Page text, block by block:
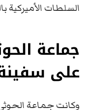
السلطات الأميركية
جماعة
على